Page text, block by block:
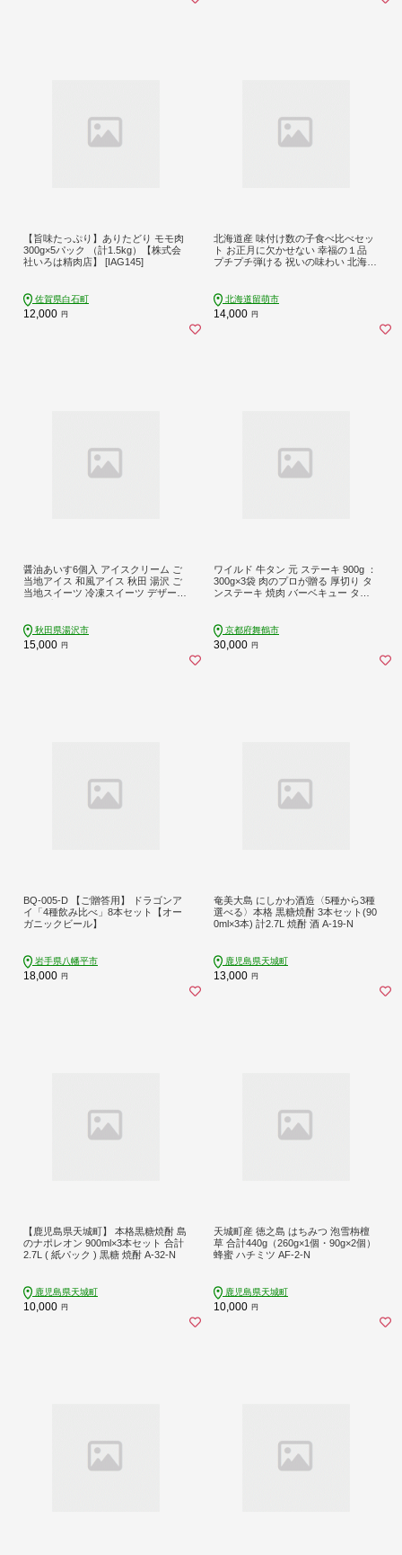
【旨味たっぷり】ありたどり モモ肉
300g×5パック （計1.5kg）【株式会
社いろは精肉店】 [IAG145]
佐賀県白石町
12,000 円
北海道産 味付け数の子食べ比べセッ
ト お正月に欠かせない 幸福の１品
プチプチ弾ける 祝いの味わい 北海道
北海道留萌市
14,000 円
醤油あいす6個入 アイスクリーム ご
当地アイス 和風アイス 秋田 湯沢 ご
当地スイーツ 冷凍スイーツ デザート
-3503]
秋田県湯沢市
15,000 円
ワイルド 牛タン 元 ステーキ 900g ：
300g×3袋 肉のプロが贈る 厚切り タ
ンステーキ 焼肉 バーベキュー タン
ギフト 贈り物 贈答用 プレゼント お
歳暮 お歳暮
京都府舞鶴市
30,000 円
BQ-005-D 【ご贈答用】 ドラゴンア
イ「4種飲み比べ」8本セット【オー
ガニックビール】
岩手県八幡平市
18,000 円
奄美大島 にしかわ酒造〈5種から3種
選べる〉本格 黒糖焼酎 3本セット(90
0ml×3本) 計2.7L 焼酎 酒 A-19-N
鹿児島県天城町
13,000 円
【鹿児島県天城町】 本格黒糖焼酎 島
のナポレオン 900ml×3本セット 合計
2.7L ( 紙パック ) 黒糖 焼酎 A-32-N
鹿児島県天城町
10,000 円
天城町産 徳之島 はちみつ 泡雪栴檀
草 合計440g（260g×1個・90g×2個）
蜂蜜 ハチミツ AF-2-N
鹿児島県天城町
10,000 円